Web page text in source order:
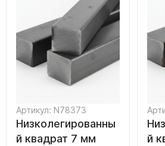
Артикул: N78373
Низколегированны
й квадрат 7 мм
й